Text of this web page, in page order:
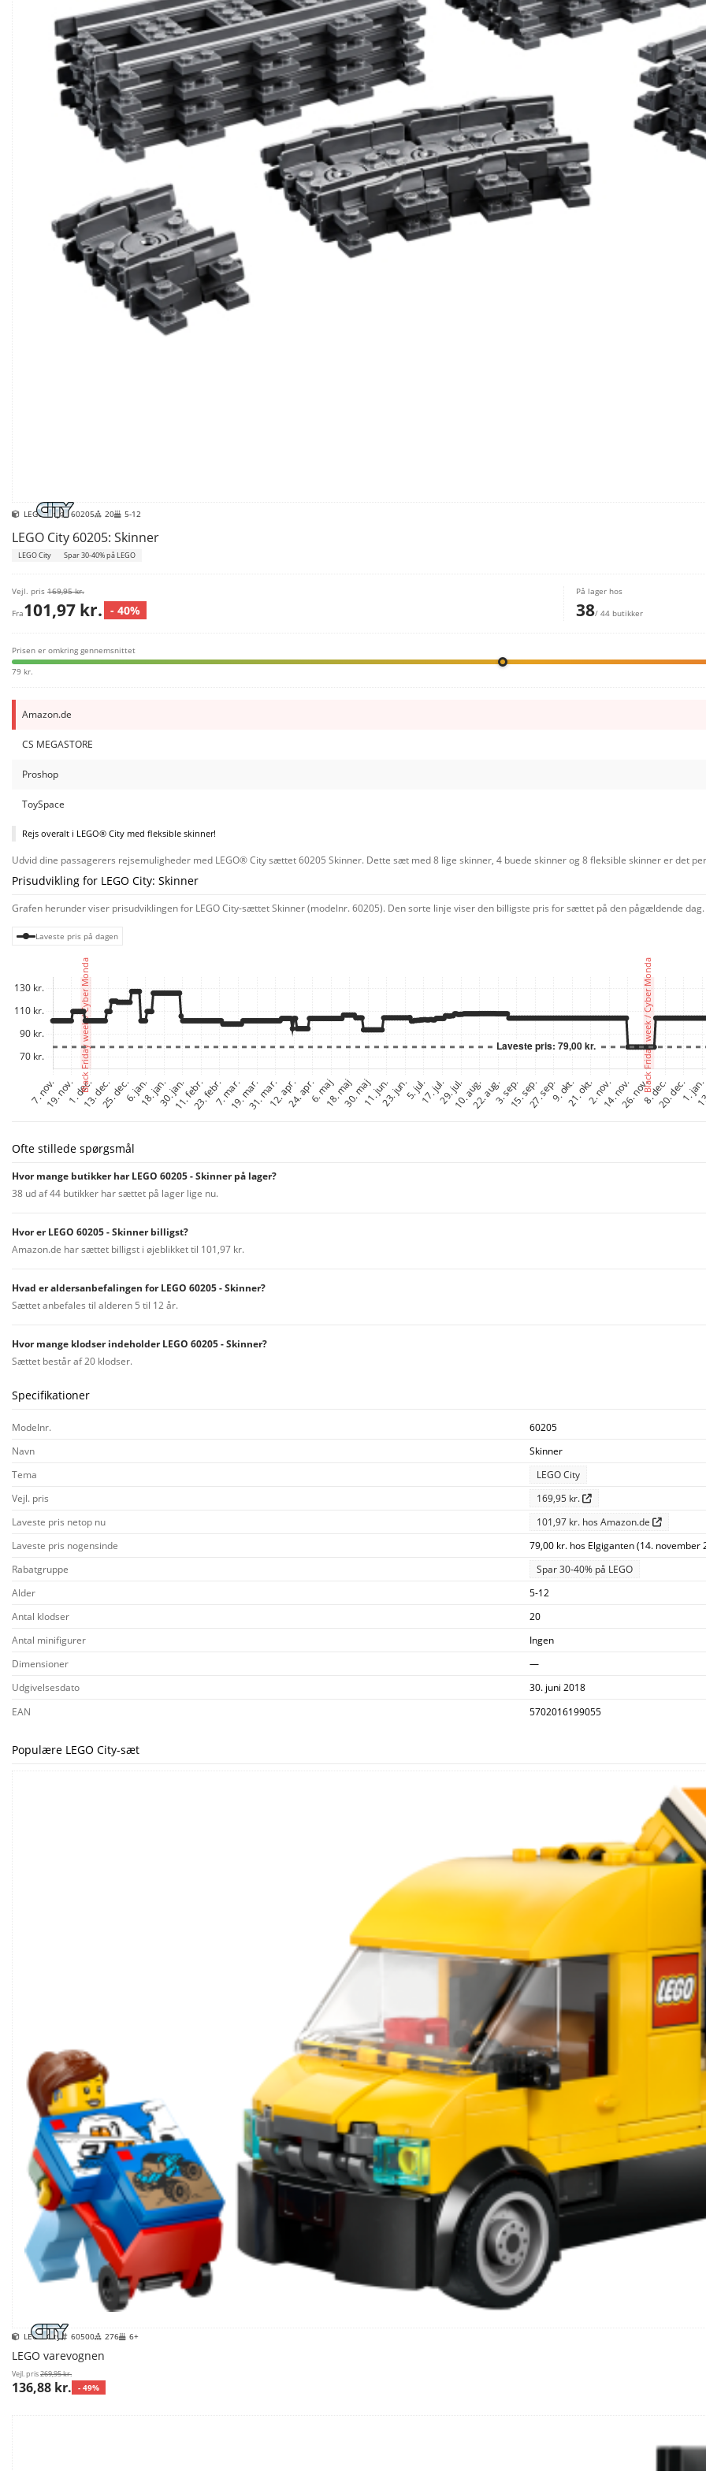
LEGO City 60205 20 5-12
LEGO City 60205: Skinner
LEGO City Spar 30-40% på LEGO
Vejl. pris 169,95 kr.
Fra101,97 kr. - 40%
På lager hos
38/ 44 butikker
Prisen er omkring gennemsnittet
79 kr.
Amazon.de
CS MEGASTORE
Proshop
ToySpace
Rejs overalt i LEGO® City med fleksible skinner!
Udvid dine passagerers rejsemuligheder med LEGO® City sættet 60205 Skinner. Dette sæt med 8 lige skinner, 4 buede skinner og 8 fleksible skinner er det
Prisudvikling for LEGO City: Skinner
Grafen herunder viser prisudviklingen for LEGO City-sættet Skinner (modelnr. 60205). Den sorte linje viser den billigste pris for sættet på den pågældende dag.
Laveste pris på dagen
Ofte stillede spørgsmål
Hvor mange butikker har LEGO 60205 - Skinner på lager?
38 ud af 44 butikker har sættet på lager lige nu.
Hvor er LEGO 60205 - Skinner billigst?
Amazon.de har sættet billigst i øjeblikket til 101,97 kr.
Hvad er aldersanbefalingen for LEGO 60205 - Skinner?
Sættet anbefales til alderen 5 til 12 år.
Hvor mange klodser indeholder LEGO 60205 - Skinner?
Sættet består af 20 klodser.
Specifikationer
Modelnr.
60205
Navn
Skinner
Tema
LEGO City
Vejl. pris
169,95 kr.
Laveste pris netop nu
101,97 kr. hos Amazon.de
Laveste pris nogensinde
79,00 kr. hos Elgiganten (14. november
Rabatgruppe
Spar 30-40% på LEGO
Alder
5-12
Antal klodser
20
Antal minifigurer
Ingen
Dimensioner
—
Udgivelsesdato
30. juni 2018
EAN
5702016199055
Populære LEGO City-sæt
LEGO City 60500 276 6+
LEGO varevognen
Vejl. pris269,95 kr.
136,88 kr. - 49%